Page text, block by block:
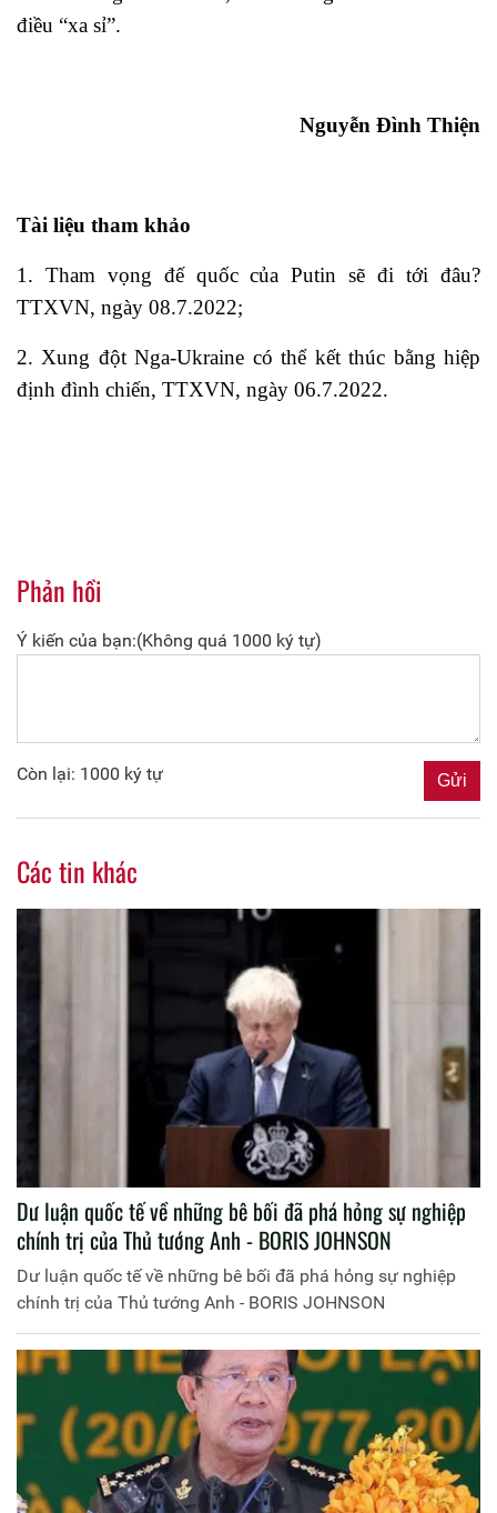
điều “xa sỉ”.
Nguyễn Đình Thiện
Tài liệu tham khảo
1. Tham vọng đế quốc của Putin sẽ đi tới đâu?
TTXVN, ngày 08.7.2022;
2. Xung đột Nga-Ukraine có thể kết thúc bằng hiệp
định đình chiến, TTXVN, ngày 06.7.2022.
Phản hồi
Ý kiến của bạn:(Không quá 1000 ký tự)
Còn lại: 1000 ký tự
Các tin khác
Dư luận quốc tế về những bê bối đã phá hỏng sự nghiệp
chính trị của Thủ tướng Anh - BORIS JOHNSON
Dư luận quốc tế về những bê bối đã phá hỏng sự nghiệp
chính trị của Thủ tướng Anh - BORIS JOHNSON